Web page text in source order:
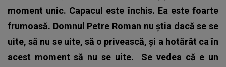
moment unic. Capacul este închis. Ea este foarte
frumoasă. Domnul Petre Roman nu știa dacă se se
uite, să nu se uite, să o privească, și a hotărât ca în
acest moment să nu se uite. Se vedea că e un